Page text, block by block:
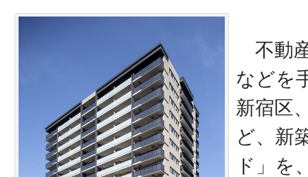
不動
などを
新宿区
ど、新
ド」を